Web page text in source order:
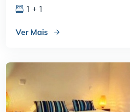
1 + 1
Ver Mais